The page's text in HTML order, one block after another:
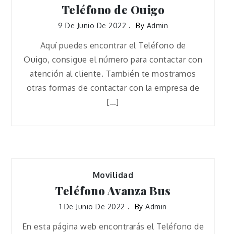
Teléfono de Ouigo
9 De Junio De 2022 By Admin
Aquí puedes encontrar el Teléfono de
Ouigo, consigue el número para contactar con
atención al cliente. También te mostramos
otras formas de contactar con la empresa de
[…]
Movilidad
Teléfono Avanza Bus
1 De Junio De 2022 By Admin
En esta página web encontrarás el Teléfono de